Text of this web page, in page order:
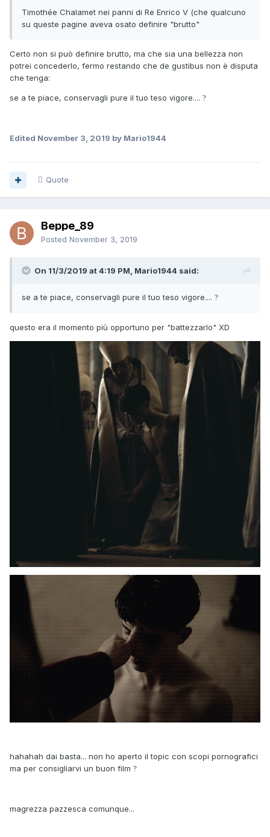
Timothée Chalamet nei panni di Re Enrico V (che qualcuno
su queste pagine aveva osato definire "brutto"
Certo non si può definire brutto, ma che sia una bellezza non
potrei concederlo, fermo restando che de gustibus non è disputa
che tenga:
se a te piace, conservagli pure il tuo teso vigore.... ?
Edited November 3, 2019 by Mario1944
Quote
Beppe_89
Posted November 3, 2019
On 11/3/2019 at 4:19 PM, Mario1944 said:
se a te piace, conservagli pure il tuo teso vigore.... ?
questo era il momento più opportuno per "battezzarlo" XD
hahahah dai basta... non ho aperto il topic con scopi pornografici
ma per consigliarvi un buon film ?
magrezza pazzesca comunque...